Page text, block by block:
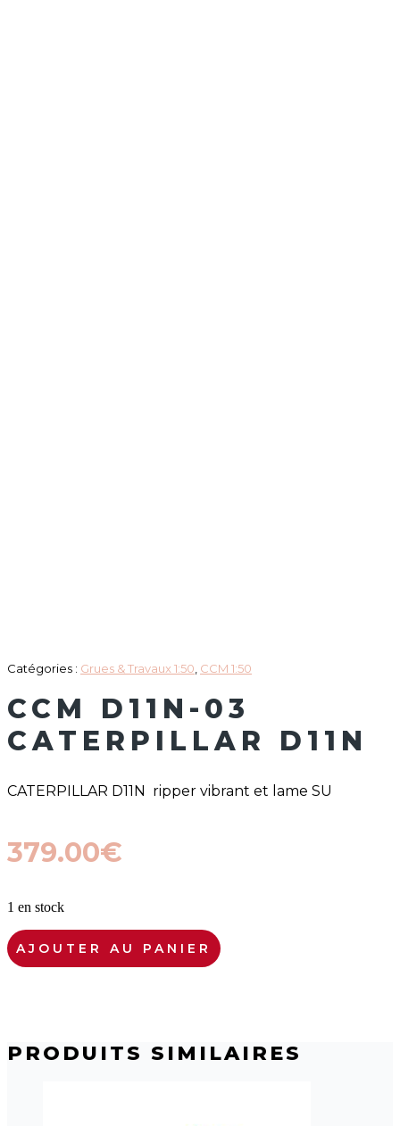
Catégories : Grues & Travaux 1:50, CCM 1:50
CCM D11N-03
CATERPILLAR D11N
CATERPILLAR D11N ripper vibrant et lame SU
379.00€
1 en stock
quantité
de
CCM
AJOUTER AU PANIER
PRODUITS SIMILAIRES